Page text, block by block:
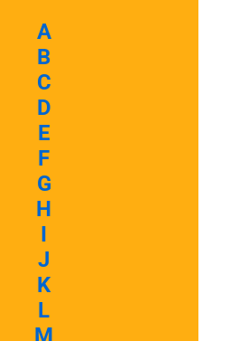
A
B
C
D
E
F
G
H
I
J
K
L
M